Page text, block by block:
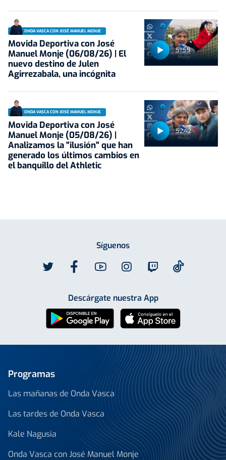
51:59
ONDA VASCA CON JOSÉ MANUEL MONJE
Movida Deportiva con José
Manuel Monje (06/08/26) | El
nuevo destino de Julen
Agirrezabala, una incógnita
52:42
ONDA VASCA CON JOSÉ MANUEL MONJE
Movida Deportiva con José
Manuel Monje (05/08/26) |
Analizamos la "ilusión" que han
generado los últimos cambios en
el banquillo del Athletic
Síguenos
Descárgate nuestra App
Programas
Las mañanas de Onda Vasca
Las tardes de Onda Vasca
Kale Nagusia
Onda Vasca con José Manuel Monje